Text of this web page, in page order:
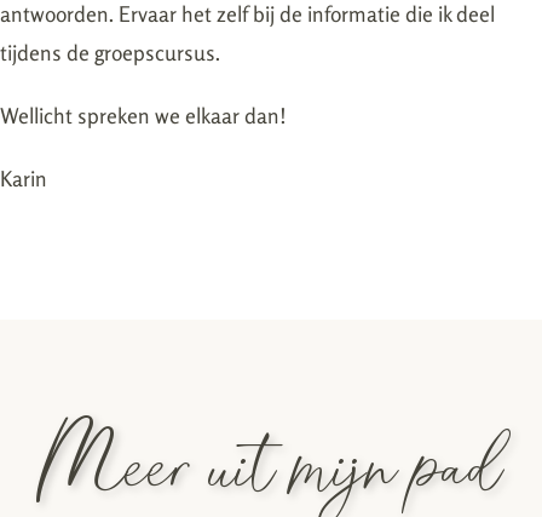
antwoorden. Ervaar het zelf bij de informatie die ik deel
tijdens de groepscursus.
Wellicht spreken we elkaar dan!
Karin
Meer uit mijn pad